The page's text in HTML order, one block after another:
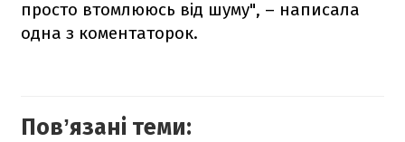
просто втомлююсь від шуму", – написала
одна з коментаторок.
Повʼязані теми: